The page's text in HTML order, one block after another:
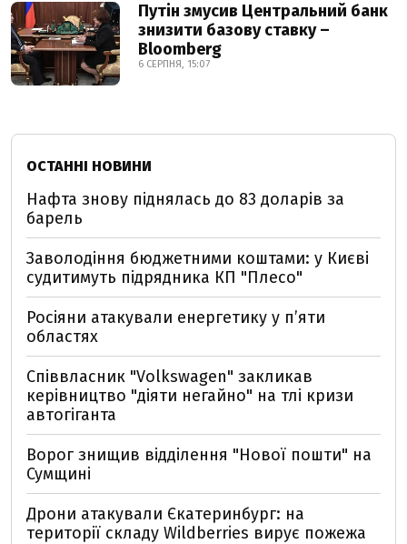
Путін змусив Центральний банк
знизити базову ставку –
Bloomberg
6 СЕРПНЯ, 15:07
ОСТАННІ НОВИНИ
Нафта знову піднялась до 83 доларів за
барель
Заволодіння бюджетними коштами: у Києві
судитимуть підрядника КП "Плесо"
Росіяни атакували енергетику у пʼяти
областях
Співвласник "Volkswagen" закликав
керівництво "діяти негайно" на тлі кризи
автогіганта
Ворог знищив відділення "Нової пошти" на
Сумщині
Дрони атакували Єкатеринбург: на
території складу Wildberries вирує пожежа